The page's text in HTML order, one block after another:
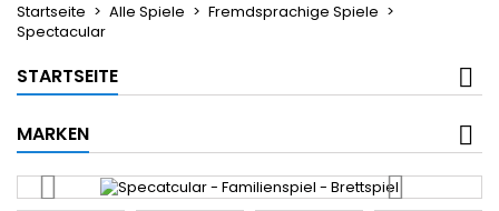
Startseite Alle Spiele
Fremdsprachige Spiele
Spectacular
STARTSEITE
MARKEN